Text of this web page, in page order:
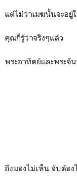
แต่ไม่ว่าเมฆนั้นจะอยู่
คุณก็รู้ว่าจริงๆแล้ว
พระอาทิตย์และพระจั
ถึงมองไม่เห็น จับต้อง